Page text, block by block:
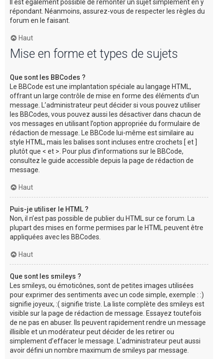
Il est également possible de remonter un sujet simplement en y
répondant. Néanmoins, assurez-vous de respecter les règles du
forum en le faisant.
Haut
Mise en forme et types de sujets
Que sont les BBCodes ?
Le BBCode est une implantation spéciale au langage HTML,
offrant un large contrôle de mise en forme des éléments d’un
message. L’administrateur peut décider si vous pouvez utiliser
les BBCodes, vous pouvez aussi les désactiver dans chacun de
vos messages en utilisant l’option appropriée du formulaire de
rédaction de message. Le BBCode lui-même est similaire au
style HTML, mais les balises sont incluses entre crochets [ et ]
plutôt que < et >. Pour plus d’informations sur le BBCode,
consultez le guide accessible depuis la page de rédaction de
message.
Haut
Puis-je utiliser le HTML ?
Non, il n’est pas possible de publier du HTML sur ce forum. La
plupart des mises en forme permises par le HTML peuvent être
appliquées avec les BBCodes.
Haut
Que sont les smileys ?
Les smileys, ou émoticônes, sont de petites images utilisées
pour exprimer des sentiments avec un code simple, exemple : :)
signifie joyeux, :( signifie triste. La liste complète des smileys est
visible sur la page de rédaction de message. Essayez toutefois
de ne pas en abuser. Ils peuvent rapidement rendre un message
illisible et un modérateur peut décider de les retirer ou
simplement d’effacer le message. L’administrateur peut aussi
avoir défini un nombre maximum de smileys par message.